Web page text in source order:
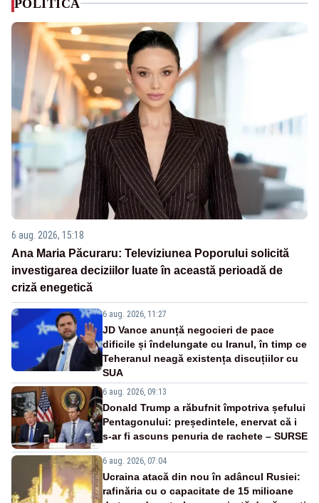
POLITICA
6 aug. 2026, 15:18
Ana Maria Păcuraru: Televiziunea Poporului solicită
investigarea deciziilor luate în această perioadă de
criză enegetică
6 aug. 2026, 11:27
JD Vance anunță negocieri de pace
dificile și îndelungate cu Iranul, în timp ce
Teheranul neagă existența discuțiilor cu
SUA
6 aug. 2026, 09:13
Donald Trump a răbufnit împotriva șefului
Pentagonului: președintele, enervat că i
s-ar fi ascuns penuria de rachete – SURSE
6 aug. 2026, 07:04
Ucraina atacă din nou în adâncul Rusiei:
rafinăria cu o capacitate de 15 milioane